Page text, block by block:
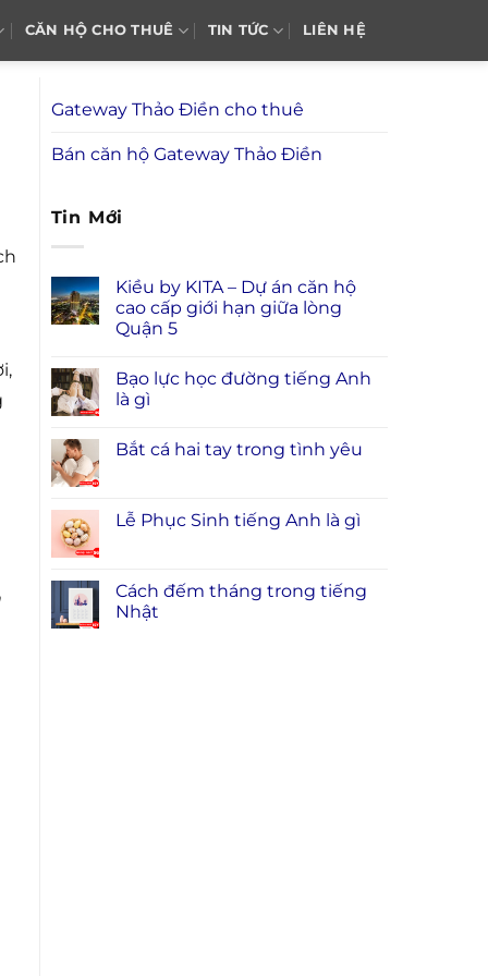
CĂN HỘ CHO THUÊ TIN TỨC LIÊN HỆ
Gateway Thảo Điền cho thuê
Bán căn hộ Gateway Thảo Điền
Tin Mới
Kiều by KITA – Dự án căn hộ
cao cấp giới hạn giữa lòng
Quận 5
Bạo lực học đường tiếng Anh
là gì
Bắt cá hai tay trong tình yêu
Lễ Phục Sinh tiếng Anh là gì
Cách đếm tháng trong tiếng
Nhật